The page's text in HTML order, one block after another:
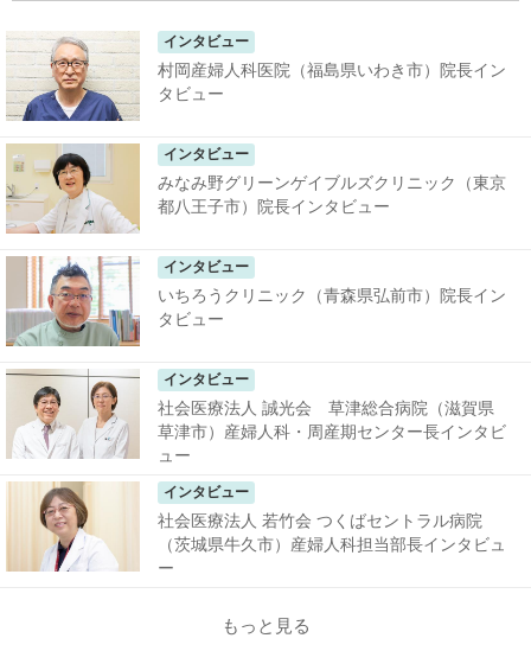
インタビュー
村岡産婦人科医院（福島県いわき市）院長イン
タビュー
インタビュー
みなみ野グリーンゲイブルズクリニック（東京
都八王子市）院長インタビュー
インタビュー
いちろうクリニック（青森県弘前市）院長イン
タビュー
インタビュー
社会医療法人 誠光会 草津総合病院（滋賀県
草津市）産婦人科・周産期センター長インタビ
ュー
インタビュー
社会医療法人 若竹会 つくばセントラル病院
（茨城県牛久市）産婦人科担当部長インタビュ
ー
もっと見る